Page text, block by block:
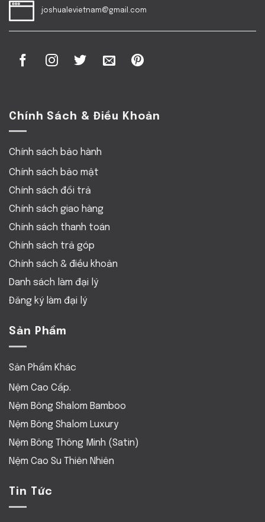
joshualevietnam@gmail.com
Chính Sách & Điều Khoản
Chính sách bảo hành
Chính sách bảo mật
Chính sách đổi trả
Chính sách giao hàng
Chính sách thanh toán
Chính sách trả góp
Chính sách & điều khoản
Danh sách làm đại lý
Đăng ký làm đại lý
Sản Phẩm
Sản Phẩm Khác
Nệm Cao Cấp.
Nệm Bông Shalom Bamboo
Nệm Bông Shalom Luxury
Nệm Bông Thông Minh (Satin)
Nệm Cao Su Thiên Nhiên
Tin Tức